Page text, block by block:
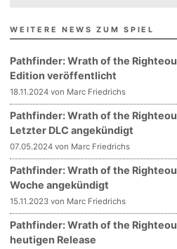
WEITERE NEWS ZUM SPIEL
Pathfinder: Wrath of the
Edition veröffentlicht
18.11.2024 von Marc Friedrichs
Pathfinder: Wrath of the
Letzter DLC angekündigt
07.05.2024 von Marc Friedrichs
Pathfinder: Wrath of the
Woche angekündigt
15.11.2023 von Marc Friedrichs
Pathfinder: Wrath of the
heutigen Release